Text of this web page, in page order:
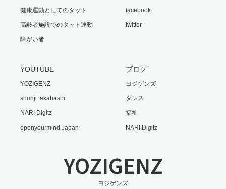
健康運動としてのタット
高齢者施設でのタット運動
障がい者
facebook
twitter
YOUTUBE
YOZIGENZ
shunji takahashi
NARI Digitz
openyourmind Japan
ブログ
ヨジゲンズ
ダンス
福祉
NARI.Digitz
YOZIGENZ
ヨジゲンズ